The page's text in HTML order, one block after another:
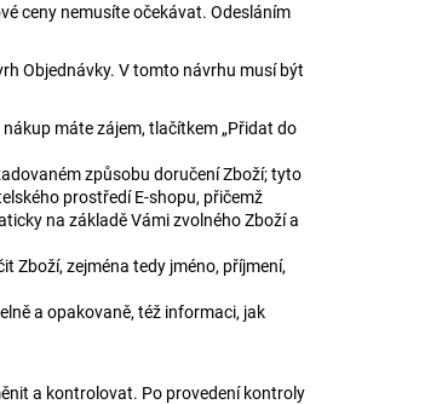
ceny nemusíte očekávat. Odesláním
Objednávky. V tomto návrhu musí být
máte zájem, tlačítkem „Přidat do
způsobu doručení Zboží; tyto
prostředí E-shopu, přičemž
na základě Vámi zvolného Zboží a
Zboží, zejména tedy jméno, příjmení,
a opakovaně, též informaci, jak
a kontrolovat. Po provedení kontroly